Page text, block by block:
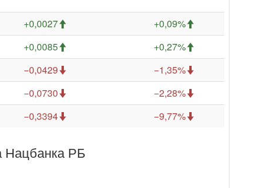
+0,0027
+0,09%
+0,0085
+0,27%
−0,0429
−1,35%
−0,0730
−2,28%
−0,3394 −9,77%
Нацбанка РБ